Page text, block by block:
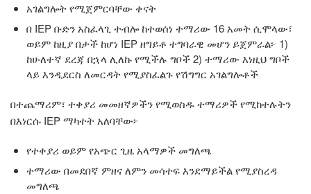
አገልግሎት የሚጀምርባቸው ቀናት
በ IEP ቡድን አስፈላጊ ተብሎ ከተወሰነ ተማሪው 16 አመት ሲሞላው፣
ወይም ከዚያ በታች ከሆነ IEP ዘግይቶ ተግባራዊ መሆን ይጀምራል፦ 1)
ከሁለተኛ ደረጃ በኋላ ሊለኩ የሚችሉ ግቦች 2) ተማሪው እነዚህ ግቦች
ላይ እንዲደርስ ለመርዳት የሚያስፈልጉ የሽግግር አገልግሎቶች
በተጨማሪም፣ ተቀያሪ መመዘኛዎችን የሚወስዱ ተማሪዎች የሚከተሉትን
በእነርሱ IEP ማካተት አለባቸው፦
የተቀያሪ ወይም የአጭር ጊዜ አላማዎች መግለጫ
ተማሪው በመደበኛ ምዘና ለምን መሳተፍ እንደማይችል የሚያስረዳ
መግለጫ